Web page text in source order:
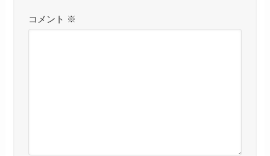
コメント ※